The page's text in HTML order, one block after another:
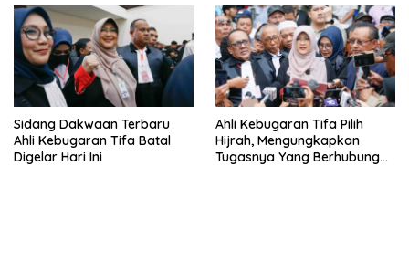
Sidang Dakwaan Terbaru
Ahli Kebugaran Tifa Batal
Digelar Hari Ini
Ahli Kebugaran Tifa Pilih
Hijrah, Mengungkapkan
Tugasnya Yang Berhubungan